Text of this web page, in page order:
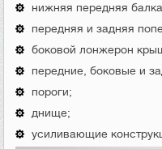
нижняя передняя
передняя и задняя
боковой лонжерон
передние, боковые и
пороги;
днище;
усиливающие